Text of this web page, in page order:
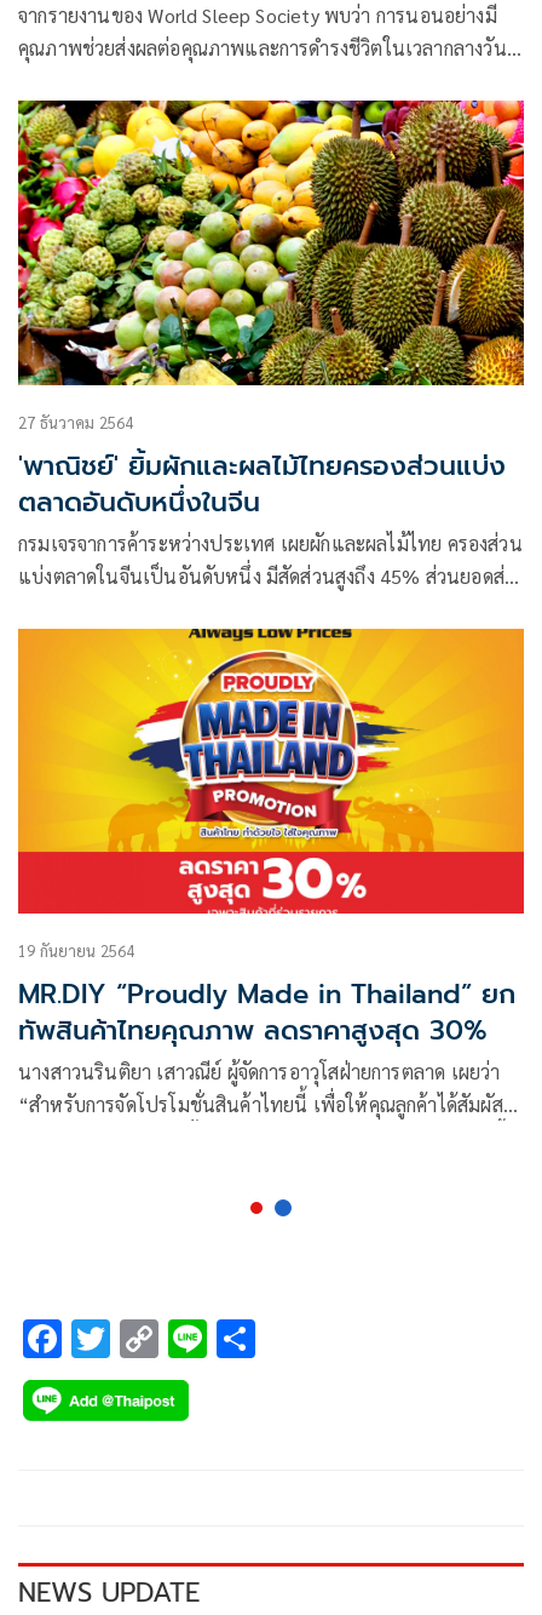
จากรายงานของ World Sleep Society พบว่า การนอนอย่างมี
คุณภาพช่วยส่งผลต่อคุณภาพและการดำรงชีวิตในเวลากลางวัน
นี้ คนเมืองเริ่มตระหนักถึงความสำคัญของการนอนอย่างมี
คุณภาพกันมากขึ้น ทำให้สินค้าที่ช่วยเรื่องการนอนออกสู่ตลาด
เป็นจำนวนมาก
27 ธันวาคม 2564
'พาณิชย์' ยิ้มผักและผลไม้ไทยครองส่วนแบ่ง
ตลาดอันดับหนึ่งในจีน
กรมเจรจาการค้าระหว่างประเทศ เผยผักและผลไม้ไทย ครองส่วน
แบ่งตลาดในจีนเป็นอันดับหนึ่ง มีสัดส่วนสูงถึง 45% ส่วนยอดส่ง
19 กันยายน 2564
MR.DIY “Proudly Made in Thailand” ยก
ทัพสินค้าไทยคุณภาพ ลดราคาสูงสุด 30%
นางสาวนรินติยา เสาวณีย์ ผู้จัดการอาวุโสฝ่ายการตลาด เผยว่า
“สำหรับการจัดโปรโมชั่นสินค้าไทยนี้ เพื่อให้คุณลูกค้าได้สัมผัสถึง
F
ac
e
k
T
wi
tt
C
o
p
k
Li
NEWS UPDATE